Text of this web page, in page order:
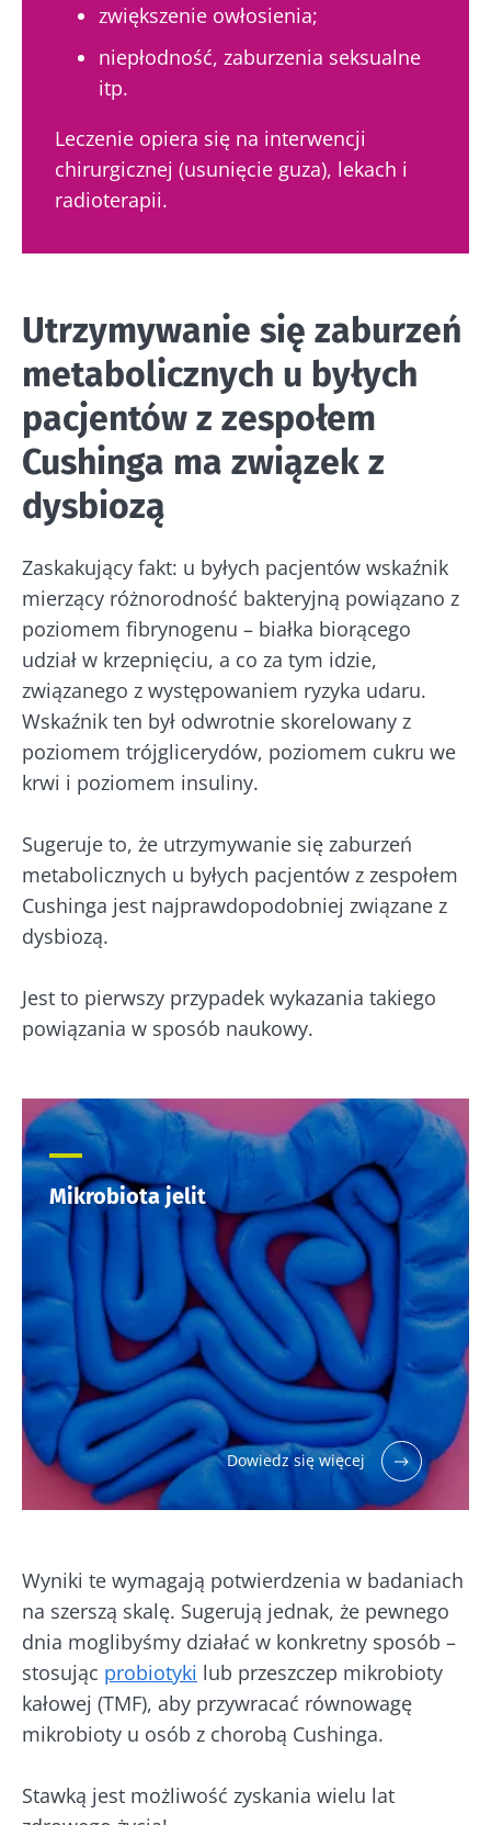
zwiększenie owłosienia;
niepłodność, zaburzenia seksualne
itp.
Leczenie opiera się na interwencji
chirurgicznej (usunięcie guza), lekach i
radioterapii.
Utrzymywanie się zaburzeń
metabolicznych u byłych
pacjentów z zespołem
Cushinga ma związek z
dysbiozą
Zaskakujący fakt: u byłych pacjentów wskaźnik
mierzący różnorodność bakteryjną powiązano z
poziomem fibrynogenu – białka biorącego
udział w krzepnięciu, a co za tym idzie,
związanego z występowaniem ryzyka udaru.
Wskaźnik ten był odwrotnie skorelowany z
poziomem trójglicerydów, poziomem cukru we
krwi i poziomem insuliny.
Sugeruje to, że utrzymywanie się zaburzeń
metabolicznych u byłych pacjentów z zespołem
Cushinga jest najprawdopodobniej związane z
dysbiozą.
Jest to pierwszy przypadek wykazania takiego
powiązania w sposób naukowy.
Mikrobiota jelit
Dowiedz się więcej
Wyniki te wymagają potwierdzenia w badaniach
na szerszą skalę. Sugerują jednak, że pewnego
dnia moglibyśmy działać w konkretny sposób –
stosując probiotyki lub przeszczep mikrobioty
kałowej (TMF), aby przywracać równowagę
mikrobioty u osób z chorobą Cushinga.
Stawką jest możliwość zyskania wielu lat
Przekierowanie
Zamierzasz przekierować i opuszczać naszą
stronę internetową
Zostać przekierowany
Microbiota BioCodex
Bądź na bieżąco
mikrobiocie
Chcę zaprenumerować inne wiadomości z
Biocodexu
Zapoznałem się i akceptujęogólne warunki
korzystaniaipolityka ochrony danych
osobowychBiocodex Microbiota Institute.
* Pole obowiązkowe
BMI 20-35
Dołącz do społeczności mikrobioty i raz w
miesiącu odbieraj „The Essential”, aby być na
bieżąco z najnowszymi informacjami o
mikrobiocie
Biocodexu
Zapoznałem się i akceptuję
ogólne warunki
korzystania
polityka ochrony danych
osobowychBiocodex Microbiota Institute.
* Pole obowiązkowe
BMI 20-35
Więcej informacji
Kefir –
naturalny
sprzymierzeniec
mikrobioty?
Lekko musujący,
naturalnie
bogaty w żywe
mikroorganizmy
kefir zyskuje na
popularności
wśród mi...
więcej
Jogurty –
wspaniali
sprzymierzeńcy
jelitowego
czy skyr –
wszystkie te
przysmaki mają
wspólną cechę:
są dobre dla
Dowiedz się
więcej
–